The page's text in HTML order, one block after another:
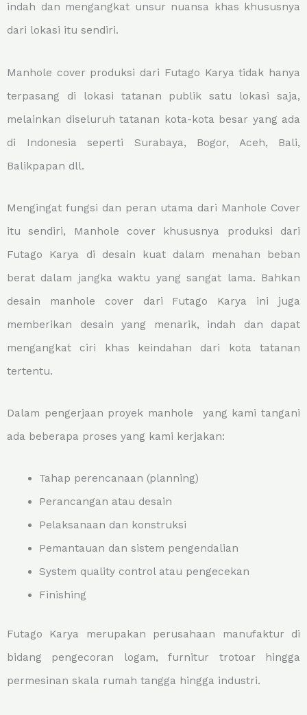
indah dan mengangkat unsur nuansa khas khususnya
dari lokasi itu sendiri.
Manhole cover produksi dari Futago Karya tidak hanya
terpasang di lokasi tatanan publik satu lokasi saja,
melainkan diseluruh tatanan kota-kota besar yang ada
di Indonesia seperti Surabaya, Bogor, Aceh, Bali,
Balikpapan dll.
Mengingat fungsi dan peran utama dari Manhole Cover
itu sendiri, Manhole cover khususnya produksi dari
Futago Karya di desain kuat dalam menahan beban
berat dalam jangka waktu yang sangat lama. Bahkan
desain manhole cover dari Futago Karya ini juga
memberikan desain yang menarik, indah dan dapat
mengangkat ciri khas keindahan dari kota tatanan
tertentu.
Dalam pengerjaan proyek manhole yang kami tangani
ada beberapa proses yang kami kerjakan:
Tahap perencanaan (planning)
Perancangan atau desain
Pelaksanaan dan konstruksi
Pemantauan dan sistem pengendalian
System quality control atau pengecekan
Finishing
Futago Karya merupakan perusahaan manufaktur di
bidang pengecoran logam, furnitur trotoar hingga
permesinan skala rumah tangga hingga industri.